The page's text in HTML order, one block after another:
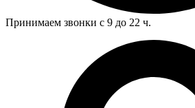
Принимаем звонки с 9 до 22 ч.